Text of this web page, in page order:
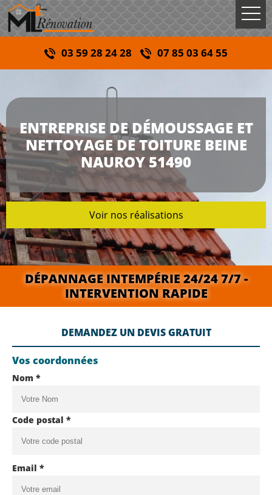
03 59 28 24 28 07 85 03 64 55
ENTREPRISE DE DÉMOUSSAGE ET
NETTOYAGE DE TOITURE BEINE
NAUROY 51490
Voir nos réalisations
DÉPANNAGE INTEMPÉRIE 24/24 7/7 -
INTERVENTION RAPIDE
DEMANDEZ UN DEVIS GRATUIT
Vos coordonnées
Nom *
Code postal *
Email *